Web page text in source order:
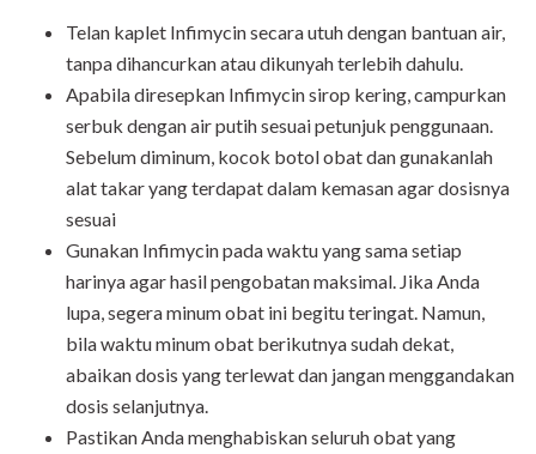
Telan kaplet Infimycin secara utuh dengan bantuan air,
tanpa dihancurkan atau dikunyah terlebih dahulu.
Apabila diresepkan Infimycin sirop kering, campurkan
serbuk dengan air putih sesuai petunjuk penggunaan.
Sebelum diminum, kocok botol obat dan gunakanlah
alat takar yang terdapat dalam kemasan agar dosisnya
sesuai
Gunakan Infimycin pada waktu yang sama setiap
harinya agar hasil pengobatan maksimal. Jika Anda
lupa, segera minum obat ini begitu teringat. Namun,
bila waktu minum obat berikutnya sudah dekat,
abaikan dosis yang terlewat dan jangan menggandakan
dosis selanjutnya.
Pastikan Anda menghabiskan seluruh obat yang